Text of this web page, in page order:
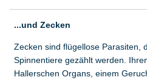
...und Zecken
Zecken sind flügellose Parasiten,
Spinnentiere gezählt werden.
Hallerschen Organs, einem